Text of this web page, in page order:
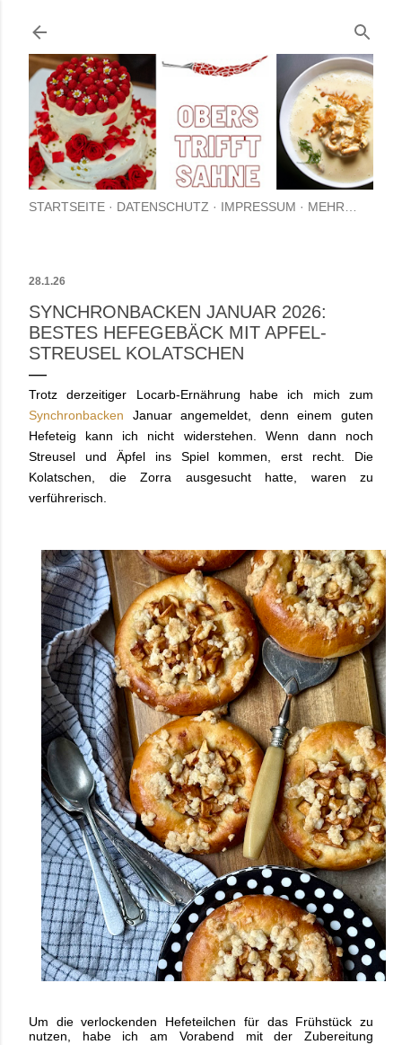
STARTSEITE DATENSCHUTZ IMPRESSUM MEHR…
28.1.26
SYNCHRONBACKEN JANUAR 2026:
BESTES HEFEGEBÄCK MIT APFEL-
STREUSEL KOLATSCHEN
Trotz derzeitiger Locarb-Ernährung habe ich mich zum
Synchronbacken Januar angemeldet, denn einem guten
Hefeteig kann ich nicht widerstehen. Wenn dann noch
Streusel und Äpfel ins Spiel kommen, erst recht. Die
Kolatschen, die Zorra ausgesucht hatte, waren zu
verführerisch.
Um die verlockenden Hefeteilchen für das Frühstück zu
nutzen, habe ich am Vorabend mit der Zubereitung